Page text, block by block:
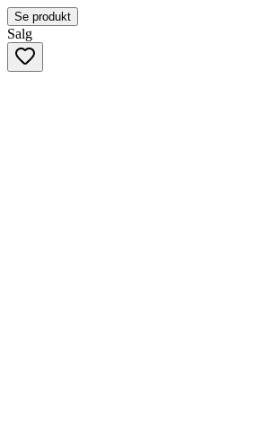
Se produkt
Salg